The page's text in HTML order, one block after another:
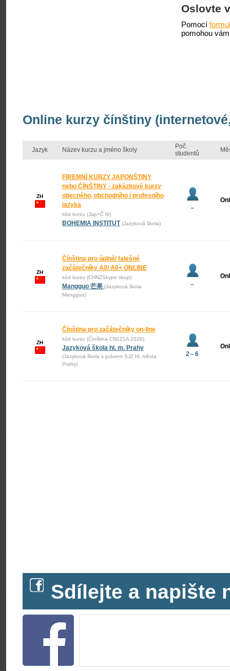
Oslovte
Pomocí
pomohou
Online kurzy čínštiny
Jazyk Název kurzu a jméno školy
Poč.
studentů
ZH
FIREMNÍ KURZY JAPONŠTINY
nebo ČÍNŠTINY - zakázkové kurzy
obecného, obchodního i profesního
jazyka
kód kurzu (Jap+Č fir)
BOHEMIA INSTITUT (Jazyková škola)
–
ZH
Čínština pro úplné/ falešné
začátečníky A0/ A0+ ONLINE
kód kurzu (CHNZSkype skup)
Mangguo 芒果 (Jazyková škola
Mangguo)
–
ZH
Čínština pro začátečníky on-line
kód kurzu (Čínština CN1Z1A 2026)
Jazyková škola hl. m. Prahy
(Jazyková škola s právem SJZ hl. města
Prahy)
2 – 6
Sdílejte a napište